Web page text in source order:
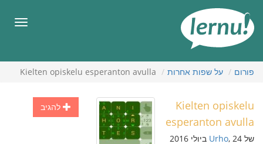
העניינים
פורום על שפות אחרות Kielten opiskelu esperanton avulla
להגיב
Kielten opiskelu
esperanton avulla
של Urho, 24 ביולי 2016